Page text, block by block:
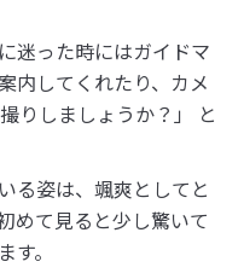
迷った時にはガイドマ
内してくれたり、カメ
りしましょうか？」 と
る姿は、颯爽としてと
めて見ると少し驚いて
。